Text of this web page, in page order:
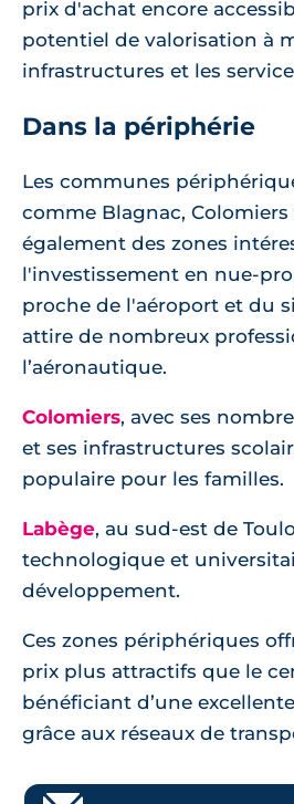
prix d'achat encore
potentiel de valorisation à
infrastructures et les
Dans la périphérie
Les communes
comme Blagnac,
également des zones
l'investissement en nue-
proche de l'aéroport et du
attire de nombreux
l’aéronautique.
Colomiers, avec ses
et ses infrastructures
populaire pour les familles.
Labège, au sud-est de
technologique et
développement.
Ces zones périphériques
prix plus attractifs que le
bénéficiant d’une
grâce aux réseaux de